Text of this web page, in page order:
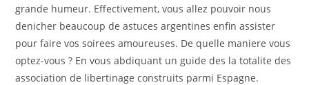
grande humeur. Effectivement, vous allez pouvoir nous
denicher beaucoup de astuces argentines enfin assister
pour faire vos soirees amoureuses. De quelle maniere vous
optez-vous ? En vous abdiquant un guide des la totalite des
association de libertinage construits parmi Espagne.